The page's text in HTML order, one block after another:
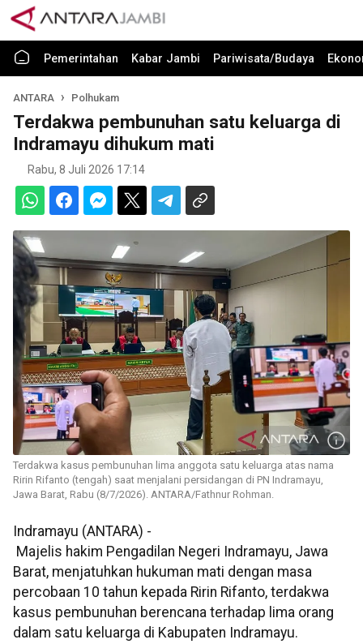
Pemerintahan Kabar Jambi Pariwisata/Budaya
ANTARA Polhukam
Terdakwa pembunuhan satu keluarga di
Indramayu dihukum mati
Rabu, 8 Juli 2026 17:14
Terdakwa kasus pembunuhan lima anggota satu keluarga atas nama
Ririn Rifanto (tengah) saat menjalani persidangan di PN Indramayu,
Jawa Barat, Rabu (8/7/2026). ANTARA/Fathnur Rohman.
Indramayu (ANTARA) -
Majelis hakim Pengadilan Negeri Indramayu, Jawa
Barat, menjatuhkan hukuman mati dengan masa
percobaan 10 tahun kepada Ririn Rifanto, terdakwa
kasus pembunuhan berencana terhadap lima orang
dalam satu keluarga di Kabupaten Indramayu.